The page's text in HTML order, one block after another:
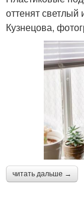
оттенят
Кузнецова,
читать дальше →